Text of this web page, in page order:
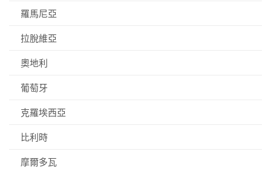
羅馬尼亞
拉脫維亞
奧地利
葡萄牙
克羅埃西亞
比利時
摩爾多瓦